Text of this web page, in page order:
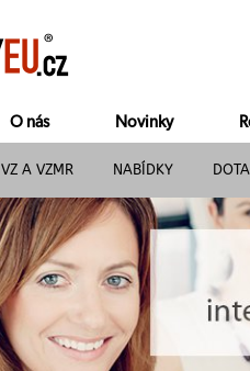
O nás Novinky
VZ A VZMR NABÍDKY